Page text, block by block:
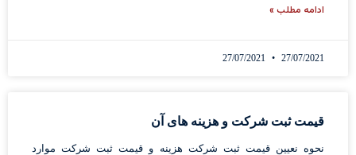
ادامه مطلب »
27/07/2021
قیمت ثبت شرکت و هزینه های آن
نحوه نعیین قیمت ثبت شرکت هزینه و قیمت ثبت شرکت موارد